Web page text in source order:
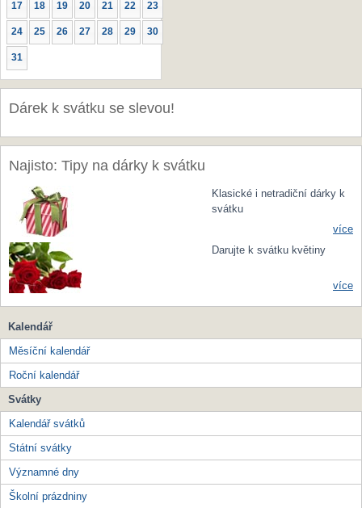
17 18 19 20 21 22 23
24 25 26 27 28 29 30
31
Dárek k svátku se slevou!
Najisto: Tipy na dárky k svátku
Klasické i netradiční dárky k
svátku
více
Darujte k svátku květiny
více
Kalendář
Měsíční kalendář
Roční kalendář
Svátky
Kalendář svátků
Státní svátky
Významné dny
Školní prázdniny